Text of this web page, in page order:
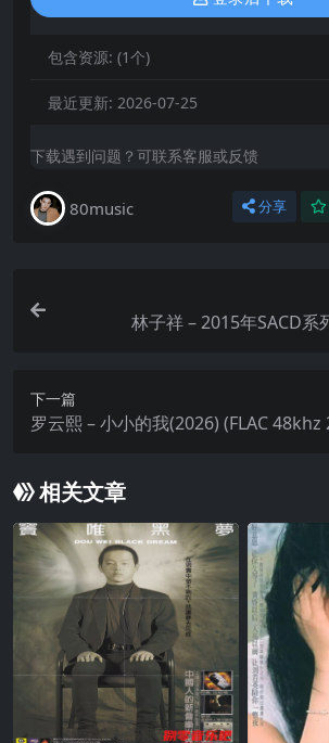
包含资源: (1个)
最近更新: 2026-07-25
下载遇到问题？可联系客服或反馈
80music 分享
下一篇
罗云熙 – 小小的我(2026) (FLAC 48khz
相关文章